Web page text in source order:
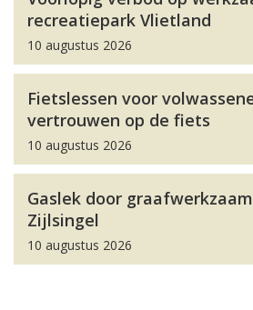
recreatiepark Vlietland
10 augustus 2026
Fietslessen voor
vertrouwen op de fiets
10 augustus 2026
Gaslek door
Zijlsingel
10 augustus 2026